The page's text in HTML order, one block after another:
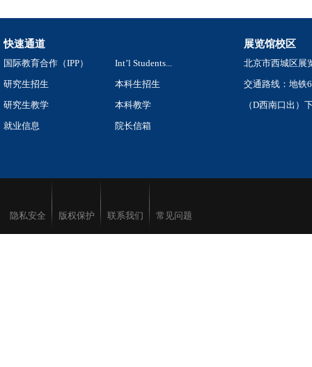
快速通道
国际教育合作（IPP）
Int’l Students...
研究生招生
本科生招生
研究生教学
本科教学
就业信息
院长信箱
展览馆校区
北京市西城区展
交通路线：地铁
（D西南口出）
隐私安全 版权保护 联系我们 常见问题